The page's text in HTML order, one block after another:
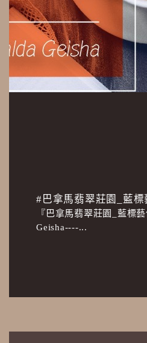
#巴拿馬翡翠莊園_藍標
『巴拿馬翡翠莊園_藍標
Geisha----...